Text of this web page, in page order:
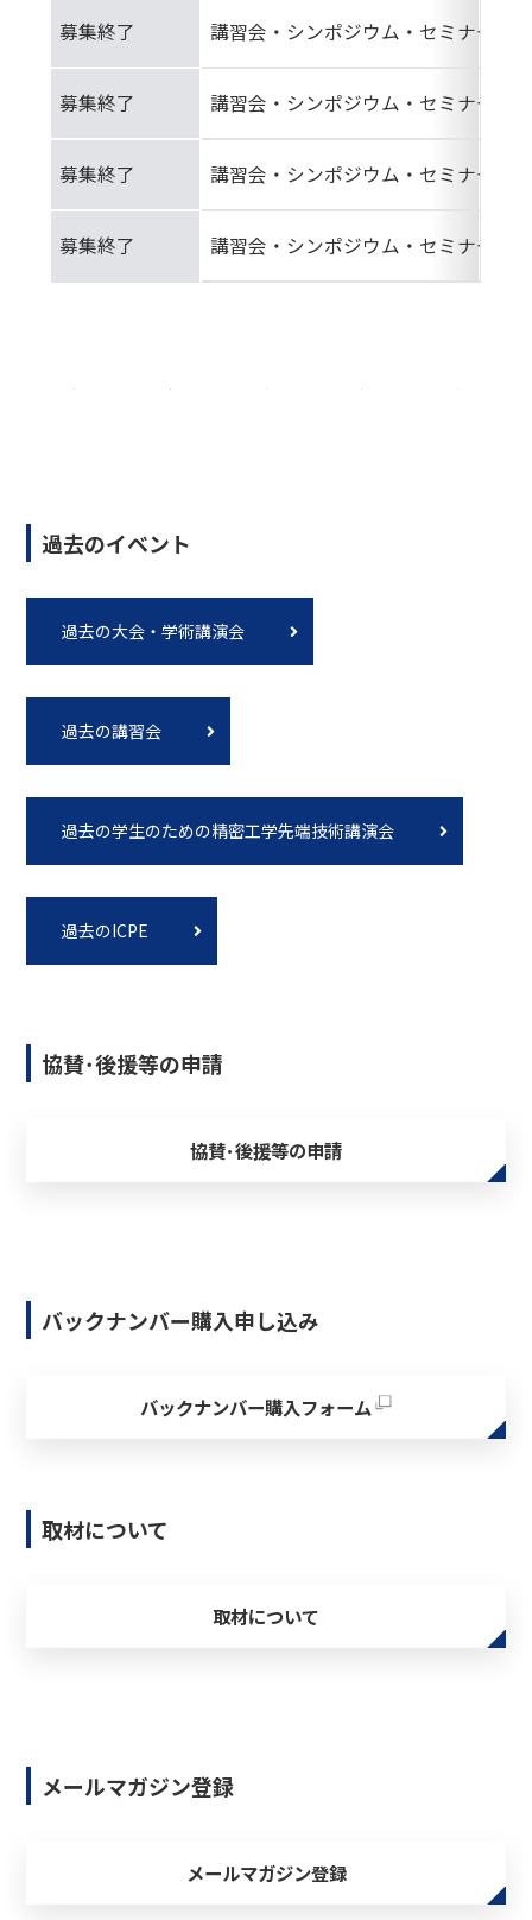
募集終了 講習会・シンポジウム・セミナー等
募集終了 講習会・シンポジウム・セミナー等
募集終了 講習会・シンポジウム・セミナー等
募集終了 講習会・シンポジウム・セミナー等
過去のイベント
過去の大会・学術講演会
過去の講習会
過去の学生のための精密工学先端技術講演会
過去のICPE
協賛･後援等の申請
協賛･後援等の申請
バックナンバー購入申し込み
バックナンバー購入フォーム
取材について
取材について
メールマガジン登録
メールマガジン登録